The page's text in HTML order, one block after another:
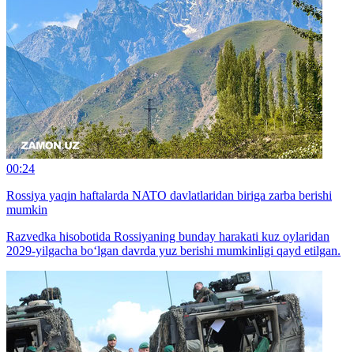
00:24
Rossiya yaqin haftalarda NATO davlatlaridan biriga zarba berishi
mumkin
Razvedka hisobotida Rossiyaning bunday harakati kuz oylaridan
2029-yilgacha bo‘lgan davrda yuz berishi mumkinligi qayd etilgan.